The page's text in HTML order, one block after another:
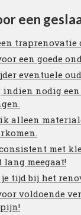
een
een goede
eventuele
indien nodig
alleen
consistent met
lang meegaat!
je tijd bij het
voldoende